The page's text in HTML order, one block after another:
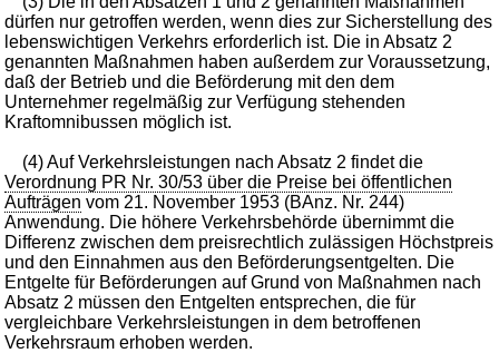
dürfen nur getroffen werden, wenn dies zur Sicherstellung des
lebenswichtigen Verkehrs erforderlich ist. Die in Absatz 2
genannten Maßnahmen haben außerdem zur Voraussetzung,
daß der Betrieb und die Beförderung mit den dem
Unternehmer regelmäßig zur Verfügung stehenden
Kraftomnibussen möglich ist.
(4) Auf Verkehrsleistungen nach Absatz 2 findet die
Verordnung PR Nr. 30/53 über die Preise bei öffentlichen
Aufträgen vom 21. November 1953 (BAnz. Nr. 244)
Anwendung. Die höhere Verkehrsbehörde übernimmt die
Differenz zwischen dem preisrechtlich zulässigen Höchstpreis
und den Einnahmen aus den Beförderungsentgelten. Die
Entgelte für Beförderungen auf Grund von Maßnahmen nach
Absatz 2 müssen den Entgelten entsprechen, die für
vergleichbare Verkehrsleistungen in dem betroffenen
Verkehrsraum erhoben werden.